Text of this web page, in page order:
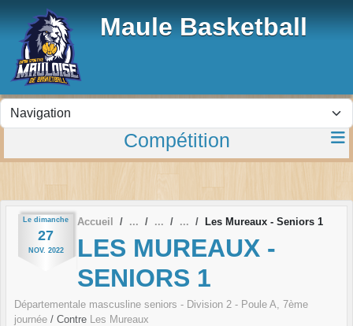
Maule Basketball
Compétition
Le dimanche
27
NOV. 2022
Accueil Les Mureaux - Seniors 1
LES MUREAUX -
SENIORS 1
Départementale mascusline seniors - Division 2 - Poule A, 7ème
journée / Contre Les Mureaux
Panneau de gestion des cookies